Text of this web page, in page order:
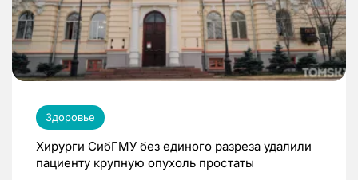
Здоровье
Хирурги СибГМУ без единого разреза удалили
пациенту крупную опухоль простаты